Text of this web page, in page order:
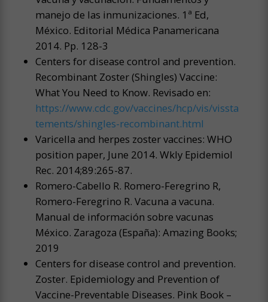
manejo de las inmunizaciones. 1ª Ed,
México. Editorial Médica Panamericana
2014. Pp. 128-3
Centers for disease control and prevention.
Recombinant Zoster (Shingles) Vaccine:
What You Need to Know. Revisado en:
https://www.cdc.gov/vaccines/hcp/vis/vissta
tements/shingles-recombinant.html
Varicella and herpes zoster vaccines: WHO
position paper, June 2014. Wkly Epidemiol
Rec. 2014;89:265-87.
Romero-Cabello R. Romero-Feregrino R,
Romero-Feregrino R. Vacuna a vacuna.
Manual de información sobre vacunas
México. Zaragoza (España): Amazing Books;
2019
Centers for disease control and prevention.
Zoster. Epidemiology and Prevention of
Vaccine-Preventable Diseases. Pink Book –